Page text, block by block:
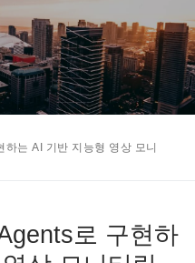
는 AI 기반 지능형 영상 모니
로 구현하